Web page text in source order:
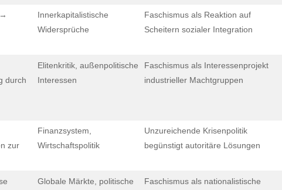
Innerkapitalistische
Widersprüche
Faschismus als Reaktion auf
Scheitern sozialer Integration
durch
Elitenkritik, außenpolitische
Interessen
Faschismus als Interessenprojekt
industrieller Machtgruppen
zur
Finanzsystem,
Wirtschaftspolitik
Unzureichende Krisenpolitik
begünstigt autoritäre Lösungen
Globale Märkte, politische
Faschismus als nationalistische